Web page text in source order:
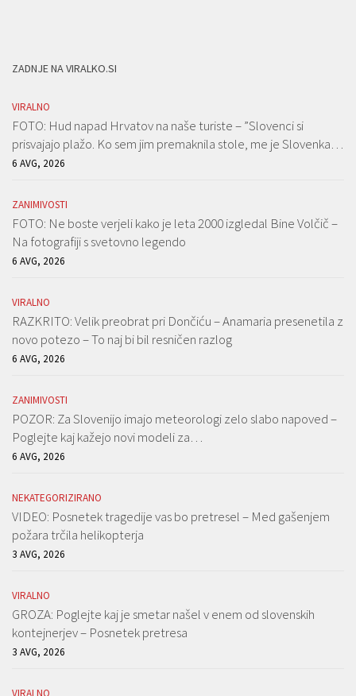
ZADNJE NA VIRALKO.SI
VIRALNO
FOTO: Hud napad Hrvatov na naše turiste – ”Slovenci si
prisvajajo plažo. Ko sem jim premaknila stole, me je Slovenka…
6 AVG, 2026
ZANIMIVOSTI
FOTO: Ne boste verjeli kako je leta 2000 izgledal Bine Volčič –
Na fotografiji s svetovno legendo
6 AVG, 2026
VIRALNO
RAZKRITO: Velik preobrat pri Dončiću – Anamaria presenetila z
novo potezo – To naj bi bil resničen razlog
6 AVG, 2026
ZANIMIVOSTI
POZOR: Za Slovenijo imajo meteorologi zelo slabo napoved –
Poglejte kaj kažejo novi modeli za…
6 AVG, 2026
NEKATEGORIZIRANO
VIDEO: Posnetek tragedije vas bo pretresel – Med gašenjem
požara trčila helikopterja
3 AVG, 2026
VIRALNO
GROZA: Poglejte kaj je smetar našel v enem od slovenskih
kontejnerjev – Posnetek pretresa
3 AVG, 2026
VIRALNO